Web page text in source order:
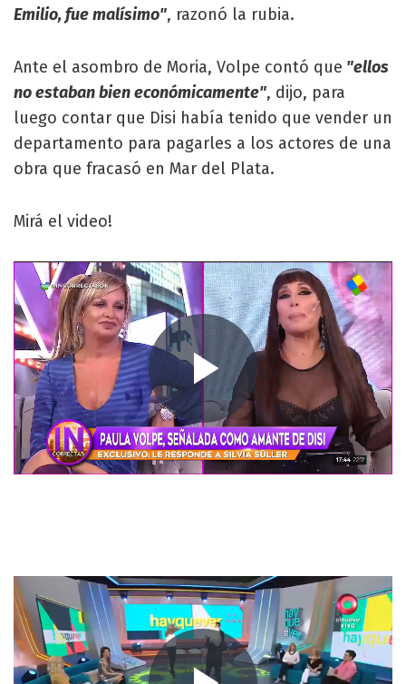
Emilio, fue malísimo", razonó la rubia.
Ante el asombro de Moria, Volpe contó que "ellos
no estaban bien económicamente", dijo, para
luego contar que Disi había tenido que vender un
departamento para pagarles a los actores de una
obra que fracasó en Mar del Plata.
Mirá el video!